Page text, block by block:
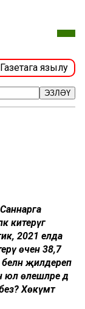
Газетага язылу
ЭЗЛӘҮ
китерүгә
2021 елда
өчен 38,7
җилдереп
юл өлешләре дә
Хөкүмәт